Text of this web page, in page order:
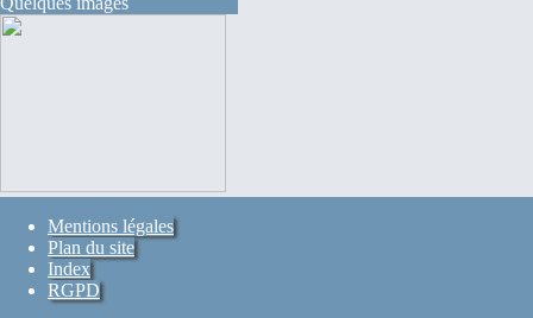
Mentions légales
Plan du site
Index
RGPD